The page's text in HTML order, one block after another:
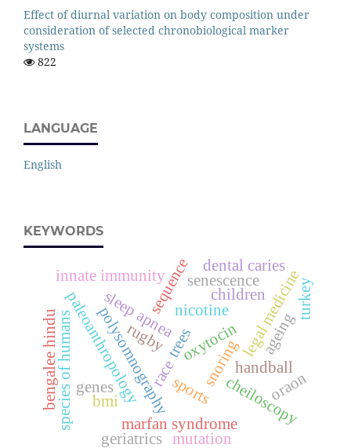
Effect of diurnal variation on body composition under
consideration of selected chronobiological marker
systems
822
LANGUAGE
English
KEYWORDS
sleep apnea
polysomnography snoring
nicotine
paleoanthropology
species of humans race
treesoxytocin
sports
rugby
handball
marfan syndrome
genes
mutation
legal medicine
children
sequence
bmi
innate immunity
cheiloscopy
oraon
bengalee hindu ageing
senescence
dental caries
geriatrics
turkey